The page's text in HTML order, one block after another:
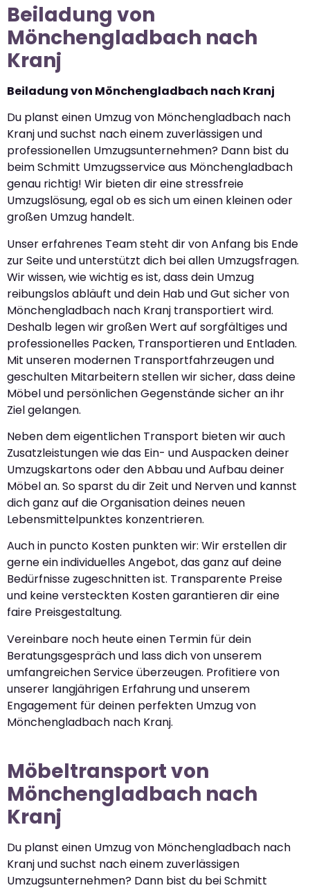
Beiladung von
Mönchengladbach nach
Kranj
Beiladung von Mönchengladbach nach Kranj
Du planst einen Umzug von Mönchengladbach nach
Kranj und suchst nach einem zuverlässigen und
professionellen Umzugsunternehmen? Dann bist du
beim Schmitt Umzugsservice aus Mönchengladbach
genau richtig! Wir bieten dir eine stressfreie
Umzugslösung, egal ob es sich um einen kleinen oder
großen Umzug handelt.
Unser erfahrenes Team steht dir von Anfang bis Ende
zur Seite und unterstützt dich bei allen Umzugsfragen.
Wir wissen, wie wichtig es ist, dass dein Umzug
reibungslos abläuft und dein Hab und Gut sicher von
Mönchengladbach nach Kranj transportiert wird.
Deshalb legen wir großen Wert auf sorgfältiges und
professionelles Packen, Transportieren und Entladen.
Mit unseren modernen Transportfahrzeugen und
geschulten Mitarbeitern stellen wir sicher, dass deine
Möbel und persönlichen Gegenstände sicher an ihr
Ziel gelangen.
Neben dem eigentlichen Transport bieten wir auch
Zusatzleistungen wie das Ein- und Auspacken deiner
Umzugskartons oder den Abbau und Aufbau deiner
Möbel an. So sparst du dir Zeit und Nerven und kannst
dich ganz auf die Organisation deines neuen
Lebensmittelpunktes konzentrieren.
Auch in puncto Kosten punkten wir: Wir erstellen dir
gerne ein individuelles Angebot, das ganz auf deine
Bedürfnisse zugeschnitten ist. Transparente Preise
und keine versteckten Kosten garantieren dir eine
faire Preisgestaltung.
Vereinbare noch heute einen Termin für dein
Beratungsgespräch und lass dich von unserem
umfangreichen Service überzeugen. Profitiere von
unserer langjährigen Erfahrung und unserem
Engagement für deinen perfekten Umzug von
Mönchengladbach nach Kranj.
Möbeltransport von
Mönchengladbach nach
Kranj
Du planst einen Umzug von Mönchengladbach nach
Kranj und suchst nach einem zuverlässigen
Umzugsunternehmen? Dann bist du bei Schmitt